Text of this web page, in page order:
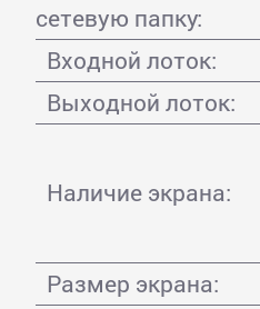
сетевую папку:
Входной лоток:
Выходной лоток:
Наличие экрана:
Размер экрана: